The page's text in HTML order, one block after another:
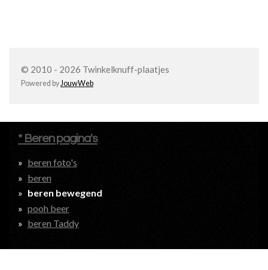
© 2010 - 2026 Twinkelknuff-plaatjes
Powered byJouwWeb
* Beren pagina's
beren foto's
beren
beren bewegend
pooh beer
beren Taddy